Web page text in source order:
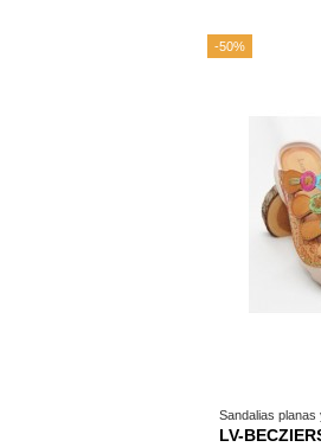
-50%
Sandalias planas
LV-